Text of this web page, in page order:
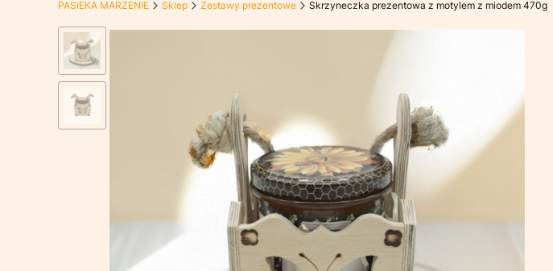
PASIEKA MARZENIE Sklep Zestawy prezentowe Skrzyneczka prezentowa z motylem z miodem 470g